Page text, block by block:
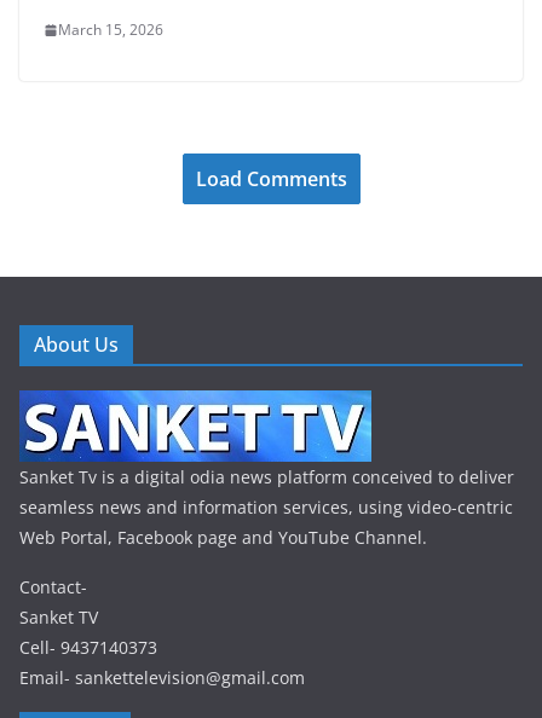
March 15, 2026
Load Comments
About Us
Sanket Tv is a digital odia news platform conceived to deliver
seamless news and information services, using video-centric
Web Portal, Facebook page and YouTube Channel.
Contact-
Sanket TV
Cell- 9437140373
Email- sankettelevision@gmail.com